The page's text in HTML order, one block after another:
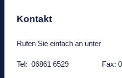
Kontakt
Rufen Sie einfach an unter
Tel: 06861 6529 Fax: